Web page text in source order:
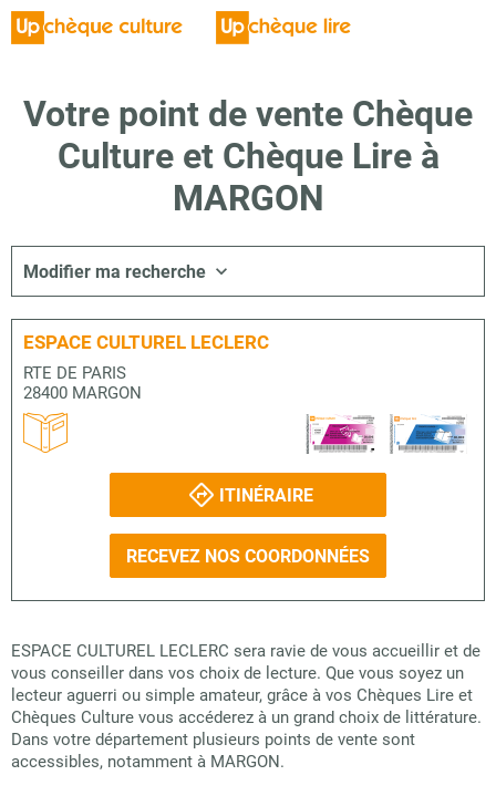
Votre point de vente Chèque
Culture et Chèque Lire à
MARGON
Modifier ma recherche
ESPACE CULTUREL LECLERC
RTE DE PARIS
28400 MARGON
ITINÉRAIRE
RECEVEZ NOS COORDONNÉES
ESPACE CULTUREL LECLERC sera ravie de vous accueillir et de
vous conseiller dans vos choix de lecture. Que vous soyez un
lecteur aguerri ou simple amateur, grâce à vos Chèques Lire et
Chèques Culture vous accéderez à un grand choix de littérature.
Dans votre département plusieurs points de vente sont
accessibles, notamment à MARGON.